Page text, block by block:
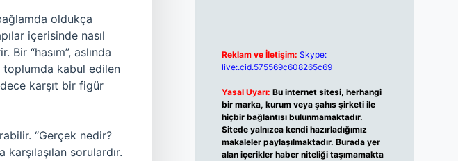
oldukça
içerisinde nasıl
Bir “hasım”, aslında
toplumda kabul edilen
karşıt bir figür
“Gerçek nedir?
sorulardır.
Reklam ve İletişim: Skype:
live:.cid.575569c608265c69
Yasal Uyarı: Bu internet sitesi, herhangi
bir marka, kurum veya şahıs şirketi ile
hiçbir bağlantısı bulunmamaktadır.
Sitede yalnızca kendi hazırladığımız
makaleler paylaşılmaktadır. Burada yer
alan içerikler haber niteliği taşımamakta